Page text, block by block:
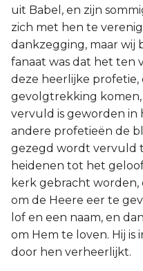
uit Babel, en zijn
zich met hen te
dankzegging, maar wij
fanaat was dat het ten
deze heerlijke
gevolgtrekking
vervuld is geworden in
andere profetieën de
gezegd wordt vervuld
heidenen tot het geloof
kerk gebracht worden,
om de Heere eer te
lof en een naam, en
om Hem te loven. Hij
door hen verheerlijkt.